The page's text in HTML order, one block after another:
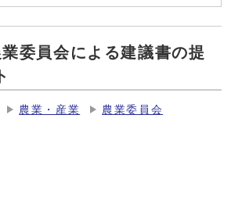
委員会による建議書の提
農業・産業 農業委員会